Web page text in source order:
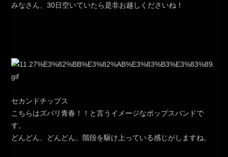
みなさん、30日空いていたら是非お越しくださいね！
セカンドチップス
こちらはズバリ青春！！と言うイメージなポップスバンドで
す。
どんどん、どんどん、階段を駆け上っている感じがしますね。